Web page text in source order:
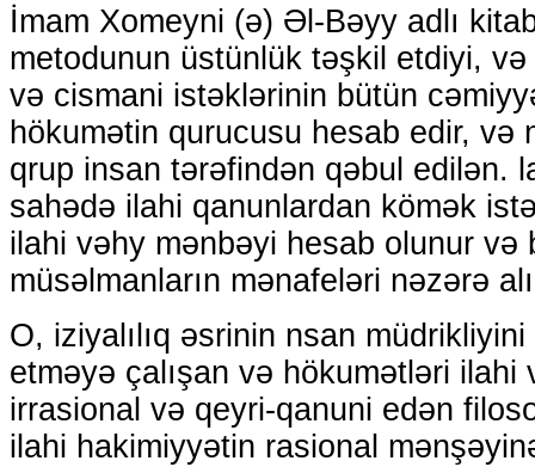
İmam Xomeyni (ə) Əl-Bəyy adlı
metodunun üstünlük təşkil etdiyi,
və cismani istəklərinin bütün
hökumətin qurucusu hesab edir,
qrup insan tərəfindən qəbul edilən.
sahədə ilahi qanunlardan kömək
ilahi vəhy mənbəyi hesab olunur və
müsəlmanların mənafeləri nəzərə
O, iziyalılıq əsrinin nsan
etməyə çalışan və hökumətləri
irrasional və qeyri-qanuni edən
ilahi hakimiyyətin rasional